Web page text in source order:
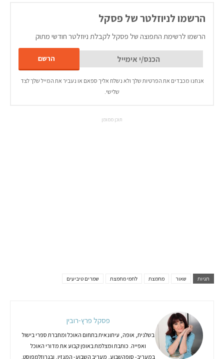
הרשמו לניוזלטר של פסקל
הרשמו לרשימת התפוצה של פסקל לקבלת ניוזלטר חודשי מתוק
אנחנו מכבדים את הפרטיות שלך ולא נשלח אליך ספאם או נעביר את המייל שלך לצד
שלישי.
תוכן ממומן
תגיות שאור מחמצת לחמי מחמצת שמרים טיביעים
פסקל פרץ-רובין
בשלנית, אופה, עיתונאית בתחום האוכל ומחברת ספרי בישול
ואפייה. כותבת ומצלמת באופן קבוע את מדורי האוכל
במעריב- סופהשבוע, מעריב השבוע- המגזין, ובגרוזלמפוסט.